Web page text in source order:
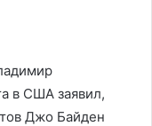
в США заявил,
Джо Байден